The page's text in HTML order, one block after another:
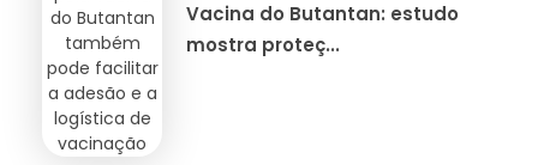
Vacina do Butantan: estudo
mostra proteç...